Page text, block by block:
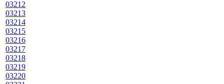
03212
03213
03214
03215
03216
03217
03218
03219
03220